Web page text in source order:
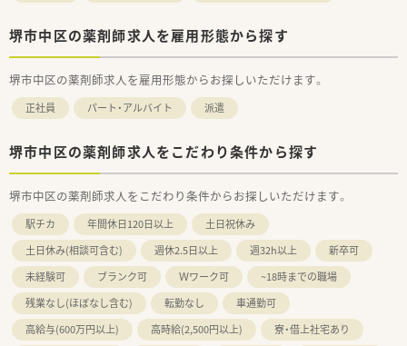
堺市中区の薬剤師求人を雇用形態から探す
堺市中区の薬剤師求人を雇用形態からお探しいただけます。
正社員 パート・アルバイト 派遣
堺市中区の薬剤師求人をこだわり条件から探す
堺市中区の薬剤師求人をこだわり条件からお探しいただけます。
駅チカ 年間休日120日以上
土日祝休み
土日休み(相談可含む)
週休2.5日以上 週32h以上
新卒可
未経験可
ブランク可 Ｗワーク可
~18時までの職場
残業なし(ほぼなし含む)
転勤なし
車通勤可
高給与(600万円以上)
高時給(2,500円以上)
寮・借上社宅あり